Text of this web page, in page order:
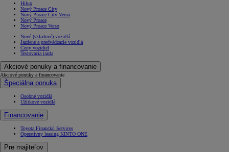
Hilux
Nový Proace City
Nový Proace City Verso
Nový Proace
Nový Proace Verso
Nové (skladové) vozidlá
Jazdené a predvádzacie vozidlá
Ceny vozidiel
Testovacia jazda
Akciové ponuky a financovanie
Akciové ponuky a financovanie
Špeciálna ponuka
Osobné vozidlá
Úžitkové vozidlá
Financovanie
Toyota Financial Services
Operatívny leasing KINTO ONE
Pre majiteľov